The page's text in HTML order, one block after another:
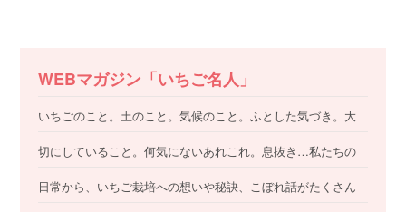
WEBマガジン「いちご名人」
いちごのこと。土のこと。気候のこと。ふとした気づき。大
切にしていること。何気にないあれこれ。息抜き…私たちの
日常から、いちご栽培への想いや秘訣、こぼれ話がたくさん